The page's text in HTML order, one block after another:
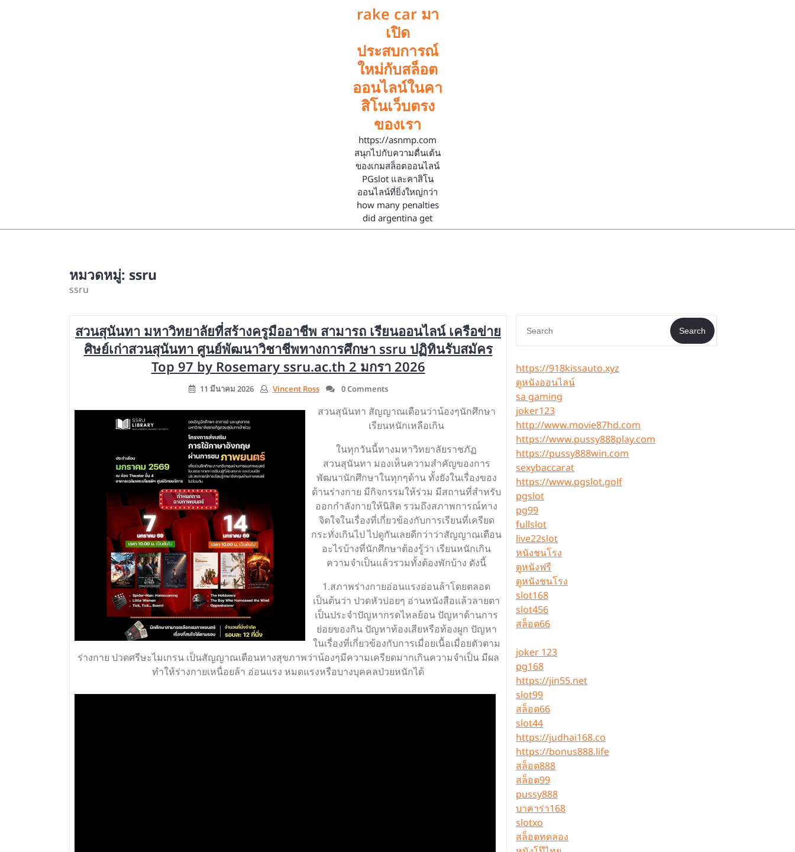
rake car มา
เปิด
ประสบการณ์
ใหม่กับสล็อต
ออนไลน์ในคา
สิโนเว็บตรง
ของเรา
https://asnmp.com
สนุกไปกับความตื่นเต้น
ของเกมสล็อตออนไลน์
PGslot และคาสิโน
ออนไลน์ที่ยิ่งใหญ่กว่า
how many penalties
did argentina get
หมวดหมู่: ssru
ssru
สวนสุนันทา มหาวิทยาลัยที่สร้างครูมืออาชีพ สามารถ เรียนออนไลน์ เครือข่าย
ศิษย์เก่าสวนสุนันทา ศูนย์พัฒนาวิชาชีพทางการศึกษา ssru ปฏิทินรับสมัคร
Top 97 by Rosemary ssru.ac.th 2 มกรา 2026
11 มีนาคม 2026 Vincent Ross 0 Comments
สวนสุนันทา สัญญาณเตือนว่าน้องๆนักศึกษา
เรียนหนักเหลือเกิน
ในทุกวันนี้ทางมหาวิทยาลัยราชภัฏ
สวนสุนันทา มองเห็นความสำคัญของการ
พัฒนานักศึกษาในทุกๆด้าน ทั้งยังในเรื่องของ
ด้านร่างกาย มีกิจกรรมให้ร่วม มีสถานที่สำหรับ
ออกกำลังกายให้นิสิต รวมถึงสภาพการณ์ทาง
จิตใจในเรื่องที่เกี่ยวข้องกับการเรียนที่เครียด
กระทั่งเกินไป ไปดูกันเลยดีกว่าว่าสัญญาณเตือน
อะไรบ้างที่นักศึกษาต้องรู้ว่า เรียนหนักเกิน
ความจำเป็นแล้วรวมทั้งต้องพักบ้าง ดังนี้
1.สภาพร่างกายอ่อนแรงอ่อนล้าโดยตลอด
เป็นต้นว่า ปวดหัวบ่อยๆ อ่านหนังสือแล้วลายตา
เป็นประจำปัญหากรดไหลย้อน ปัญหาด้านการ
ย่อยของกิน ปัญหาท้องเสียหรือท้องผูก ปัญหา
ในเรื่องที่เกี่ยวข้องกับการเมื่อยเนื้อเมื่อยตัวตาม
ร่างกาย ปวดศรีษะไมเกรน เป็นสัญญาณเตือนทางสุขภาพว่าน้องๆมีความเครียดมากเกินความจำเป็น มีผล
ทำให้ร่างกายเหนื่อยล้า อ่อนแรง หมดแรงหรือบางบุคคลป่วยหนักได้
Search
https://918kissauto.xyz
ดูหนังออนไลน์
sa gaming
joker123
http://www.movie87hd.com
https://www.pussy888play.com
https://pussy888win.com
sexybaccarat
https://www.pgslot.golf
pgslot
pg99
fullslot
live22slot
หนังชนโรง
ดูหนังฟรี
ดูหนังชนโรง
slot168
slot456
สล็อต66
joker 123
pg168
https://jin55.net
slot99
สล็อต66
slot44
https://judhai168.co
https://bonus888.life
สล็อต888
สล็อต99
pussy888
บาคาร่า168
slotxo
สล็อตทดลอง